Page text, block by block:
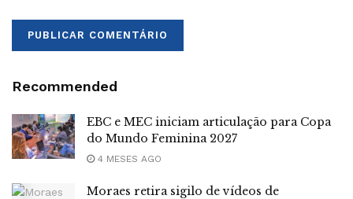
Recommended
EBC e MEC iniciam articulação para Copa
do Mundo Feminina 2027
4 MESES AGO
Moraes retira sigilo de vídeos de